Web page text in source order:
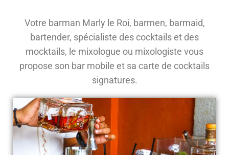
Votre barman Marly le Roi, barmen, barmaid,
bartender, spécialiste des cocktails et des
mocktails, le mixologue ou mixologiste vous
propose son bar mobile et sa carte de cocktails
signatures.